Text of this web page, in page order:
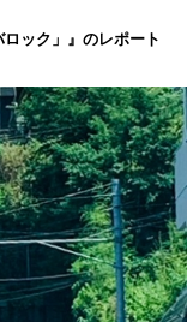
ック」』のレポート